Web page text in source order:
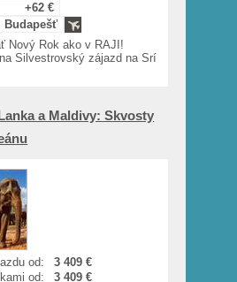
+62 €
Budapešť
Nový Rok ako v RAJI!
Silvestrovský zájazd na Srí
a Maldivy: Skvosty
od:
3 409 €
od:
3 409 €